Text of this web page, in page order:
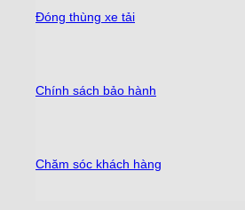
Đóng thùng xe tải
Chính sách bảo hành
Chăm sóc khách hàng